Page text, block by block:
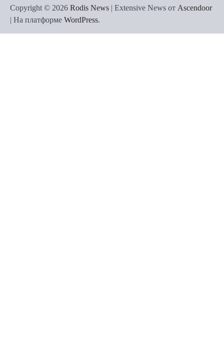
Copyright © 2026 Rodis News | Extensive News от Ascendoor
| На платформе WordPress.